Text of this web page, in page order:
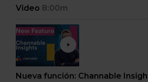
Video 8:00m
Nueva función: Channable